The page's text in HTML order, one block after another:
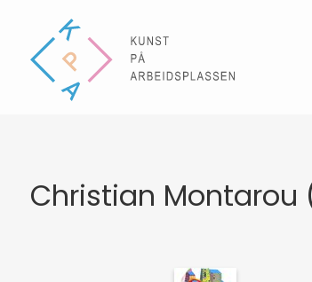
Christian Montarou